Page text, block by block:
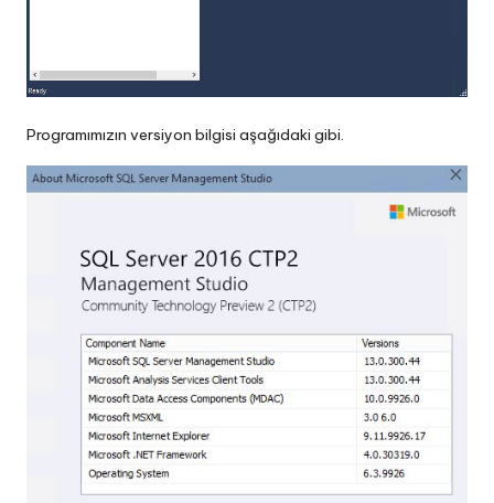
Programımızın versiyon bilgisi aşağıdaki gibi.